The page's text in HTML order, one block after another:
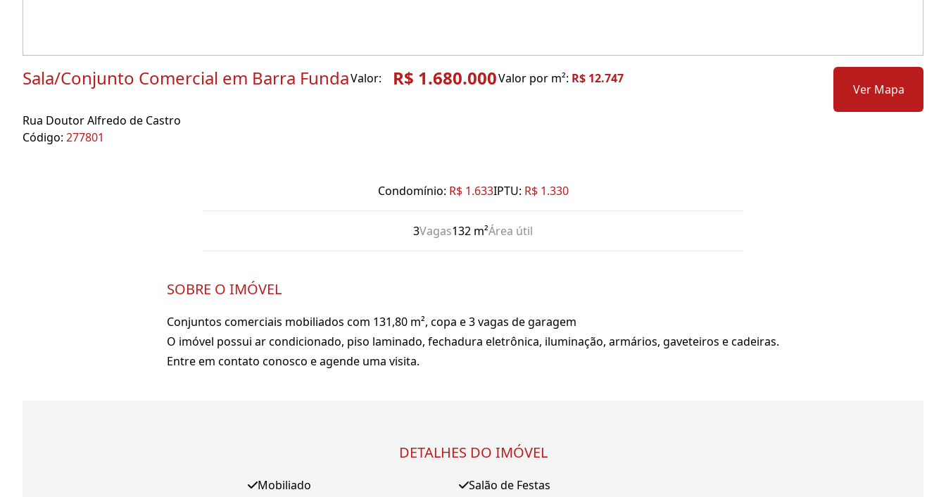
Sala/Conjunto Comercial em Barra FundaValor: R$ 1.680.000Valor por m²: R$ 12.747
Rua Doutor Alfredo de Castro
Código: 277801
Ver Mapa
Condomínio: R$ 1.633IPTU: R$ 1.330
3Vagas132 m²Área útil
SOBRE O IMÓVEL
Conjuntos comerciais mobiliados com 131,80 m², copa e 3 vagas de garagem
O imóvel possui ar condicionado, piso laminado, fechadura eletrônica, iluminação, armários, gaveteiros e cadeiras.
Entre em contato conosco e agende uma visita.
DETALHES DO IMÓVEL
Mobiliado Salão de Festas